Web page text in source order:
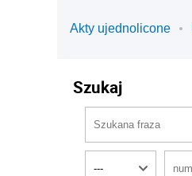
Akty ujednolicone
Szukaj